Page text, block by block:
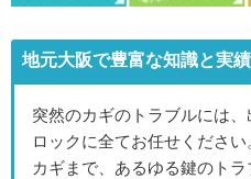
地元大阪で豊富な知識と実績
突然のカギのトラブルには
ロックに全てお任せくださ
カギまで、あるゆる鍵のト